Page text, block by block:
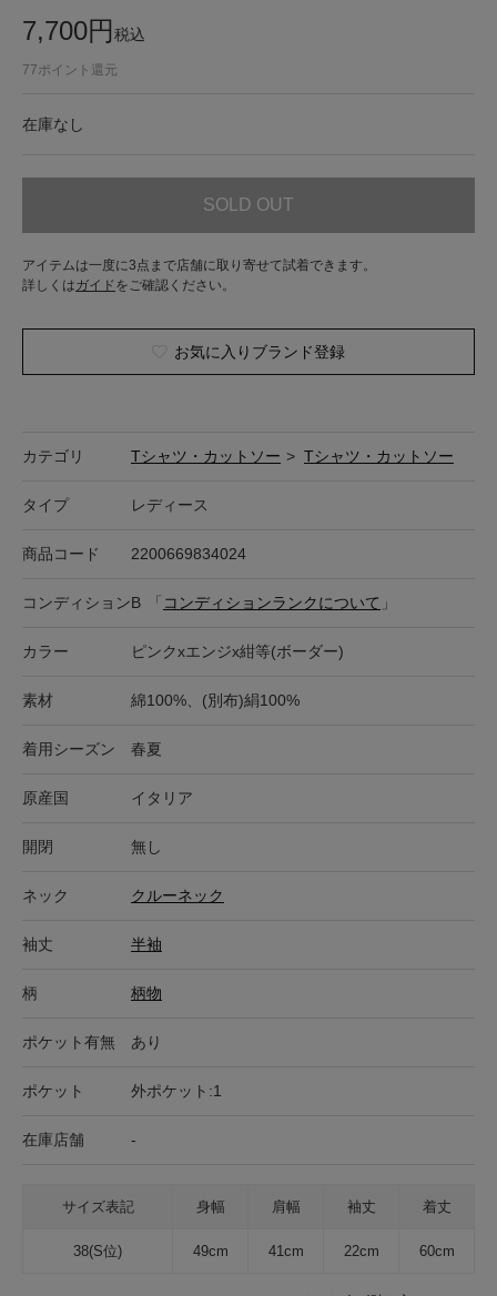
7,700円税込
77ポイント還元
在庫なし
SOLD OUT
アイテムは一度に3点まで店舗に取り寄せて試着できます。
詳しくはガイド をご確認ください。
お気に入りブランド登録
カテゴリ Tシャツ・カットソー > Tシャツ・カットソー
タイプ レディース
商品コード 2200669834024
コンディションB 「 コンディションランクについて 」
カラー ピンクxエンジx紺等(ボーダー)
素材 綿100%、(別布)絹100%
着用シーズン 春夏
原産国 イタリア
開閉 無し
ネック クルーネック
袖丈 半袖
柄 柄物
ポケット有無 あり
ポケット 外ポケット:1
在庫店舗 -
サイズ表記 身幅 肩幅 袖丈 着丈
38(S位) 49cm 41cm 22cm 60cm